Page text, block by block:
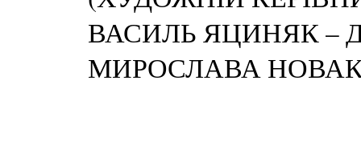
ВАСИЛЬ ЯЦИНЯК –
МИРОСЛАВА